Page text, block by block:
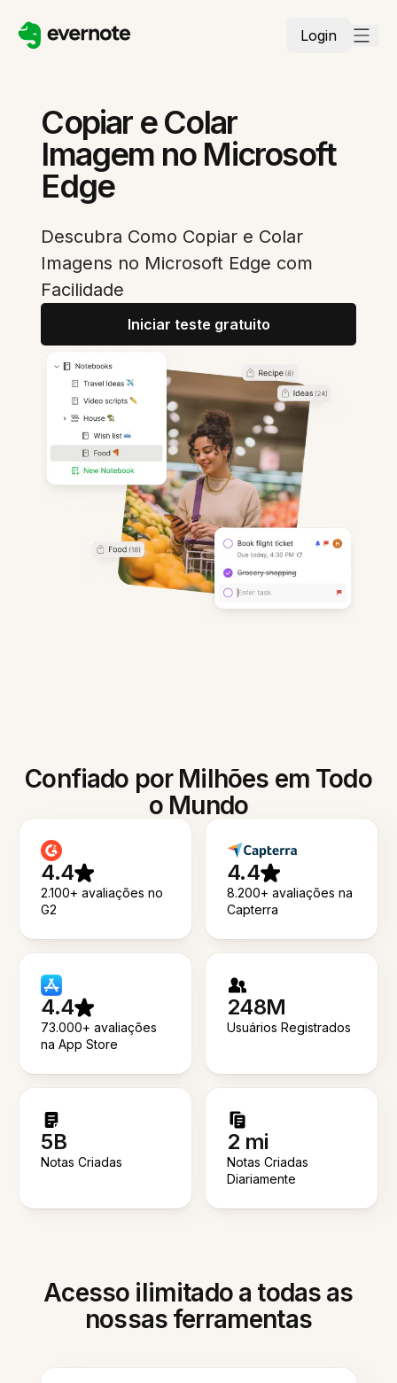
Login
Copiar e Colar
Imagem no Microsoft
Edge
Descubra Como Copiar e Colar
Imagens no Microsoft Edge com
Facilidade
Iniciar teste gratuito
Confiado por Milhões em Todo
o Mundo
4.4
2.100+ avaliações no
G2
4.4
8.200+ avaliações na
Capterra
4.4
73.000+ avaliações
na App Store
248M
Usuários Registrados
5B
Notas Criadas
2 mi
Notas Criadas
Diariamente
Acesso ilimitado a todas as
nossas ferramentas